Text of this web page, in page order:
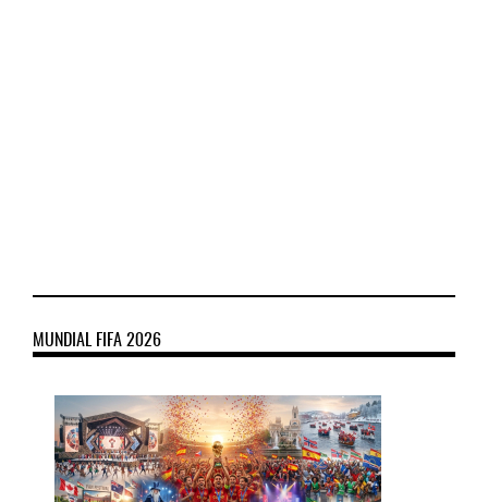
MUNDIAL FIFA 2026